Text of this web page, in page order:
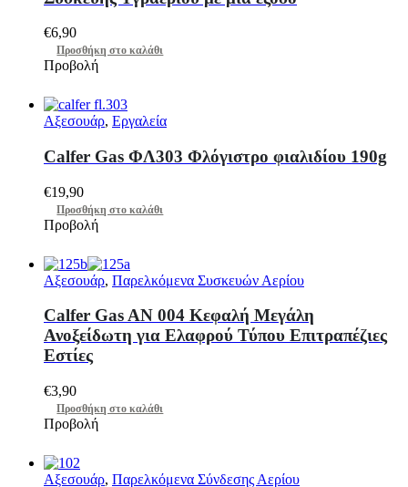
€6,90
Προσθήκη στο καλάθι
Προβολή
Αξεσουάρ, Εργαλεία
Calfer Gas ΦΛ303 Φλόγιστρο φιαλιδίου 190g
€19,90
Προσθήκη στο καλάθι
Προβολή
Αξεσουάρ, Παρελκόμενα Συσκευών Αερίου
Calfer Gas AN 004 Κεφαλή Μεγάλη
Ανοξείδωτη για Ελαφρού Τύπου Επιτραπέζιες
Εστίες
€3,90
Προσθήκη στο καλάθι
Προβολή
Αξεσουάρ, Παρελκόμενα Σύνδεσης Αερίου